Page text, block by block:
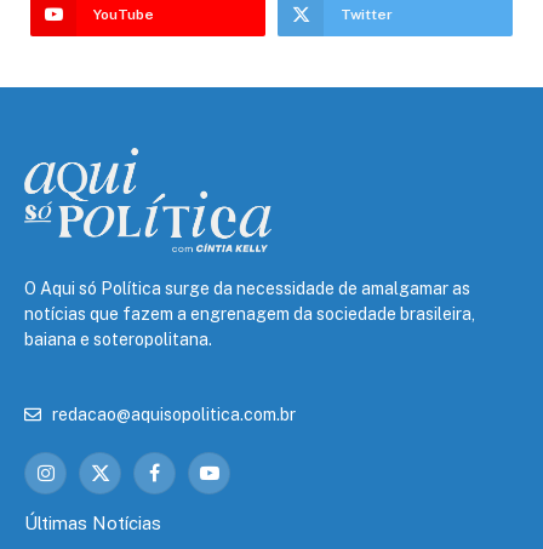
YouTube Twitter
O Aqui só Política surge da necessidade de amalgamar as
notícias que fazem a engrenagem da sociedade brasileira,
baiana e soteropolitana.
redacao@aquisopolitica.com.br
Instagram
X
FacebookYouTube
Últimas Notícias